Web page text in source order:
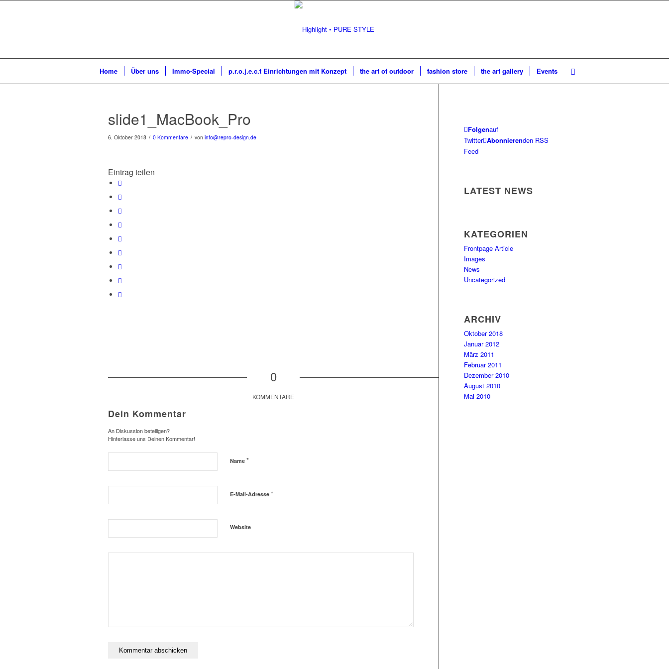
Home Über uns Immo-Special p.r.o.j.e.c.t Einrichtungen mit Konzept the art of outdoor fashion store the art gallery Events
slide1_MacBook_Pro
6. Oktober 2018 / 0 Kommentare / von info@repro-design.de
Eintrag teilen
0
KOMMENTARE
Dein Kommentar
An Diskussion beteiligen?
Hinterlasse uns Deinen Kommentar!
Name *
E-Mail-Adresse *
Website
Folgenauf
Twitter Abonnierenden RSS
Feed
LATEST NEWS
KATEGORIEN
Frontpage Article
Images
News
Uncategorized
ARCHIV
Oktober 2018
Januar 2012
März 2011
Februar 2011
Dezember 2010
August 2010
Mai 2010